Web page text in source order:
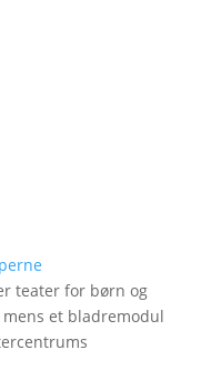
teater for børn og
et bladremodul